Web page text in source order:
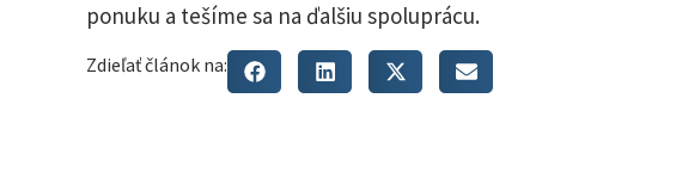
ponuku a tešíme sa na ďalšiu spoluprácu.
Zdieľať článok na: